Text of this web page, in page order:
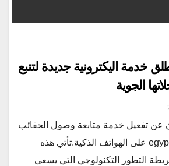
خدمة اليكترونية جديدة لتتبع
الجوية
عن تفعيل خدمة متابعة وصول الحقائب
من خلال تطبيق egyptair على الهواتف الذكية.تأتي هذه
التطور التكنولوجي التي يسعى